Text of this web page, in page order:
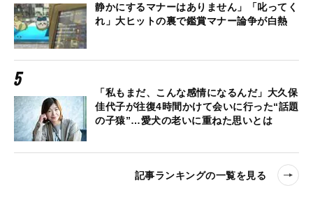
静かにするマナーはありません」「叱ってく
れ」大ヒットの裏で鑑賞マナー論争が白熱
「私もまだ、こんな感情になるんだ」大久保
佳代子が往復4時間かけて会いに行った“話題
の子猿”…愛犬の老いに重ねた思いとは
記事ランキングの一覧を見る